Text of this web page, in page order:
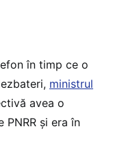
în timp ce o
ministrul
avea o
și era în